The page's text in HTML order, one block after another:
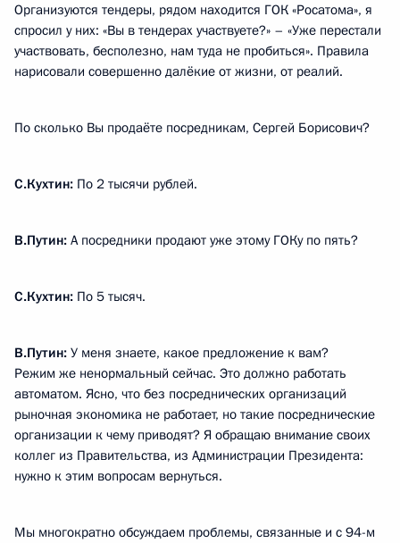
Организуются тендеры, рядом находится ГОК «Росатома», я
спросил у них: «Вы в тендерах участвуете?» – «Уже перестали
участвовать, бесполезно, нам туда не пробиться». Правила
нарисовали совершенно далёкие от жизни, от реалий.
По сколько Вы продаёте посредникам, Сергей Борисович?
С.Кухтин: По 2 тысячи рублей.
В.Путин: А посредники продают уже этому ГОКу по пять?
С.Кухтин: По 5 тысяч.
В.Путин: У меня знаете, какое предложение к вам?
Режим же ненормальный сейчас. Это должно работать
автоматом. Ясно, что без посреднических организаций
рыночная экономика не работает, но такие посреднические
организации к чему приводят? Я обращаю внимание своих
коллег из Правительства, из Администрации Президента:
нужно к этим вопросам вернуться.
Мы многократно обсуждаем проблемы, связанные и с 94-м